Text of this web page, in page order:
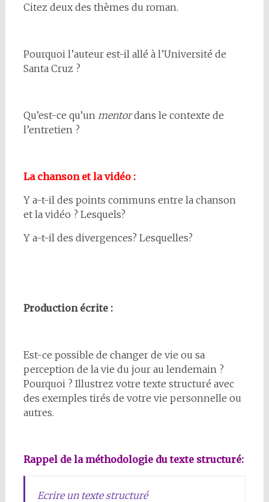
Citez deux des thèmes du roman.
Pourquoi l’auteur est-il allé à l’Université de
Santa Cruz ?
Qu’est-ce qu’un mentordans le contexte de
l’entretien ?
La chanson et la vidéo :
Y a-t-il des points communs entre la chanson
et la vidéo ? Lesquels?
Y a-t-il des divergences? Lesquelles?
Production écrite :
Est-ce possible de changer de vie ou sa
perception de la vie du jour au lendemain ?
Pourquoi ? Illustrez votre texte structuré avec
des exemples tirés de votre vie personnelle ou
autres.
Rappel de la méthodologie du texte structuré:
Ecrire un texte structuré